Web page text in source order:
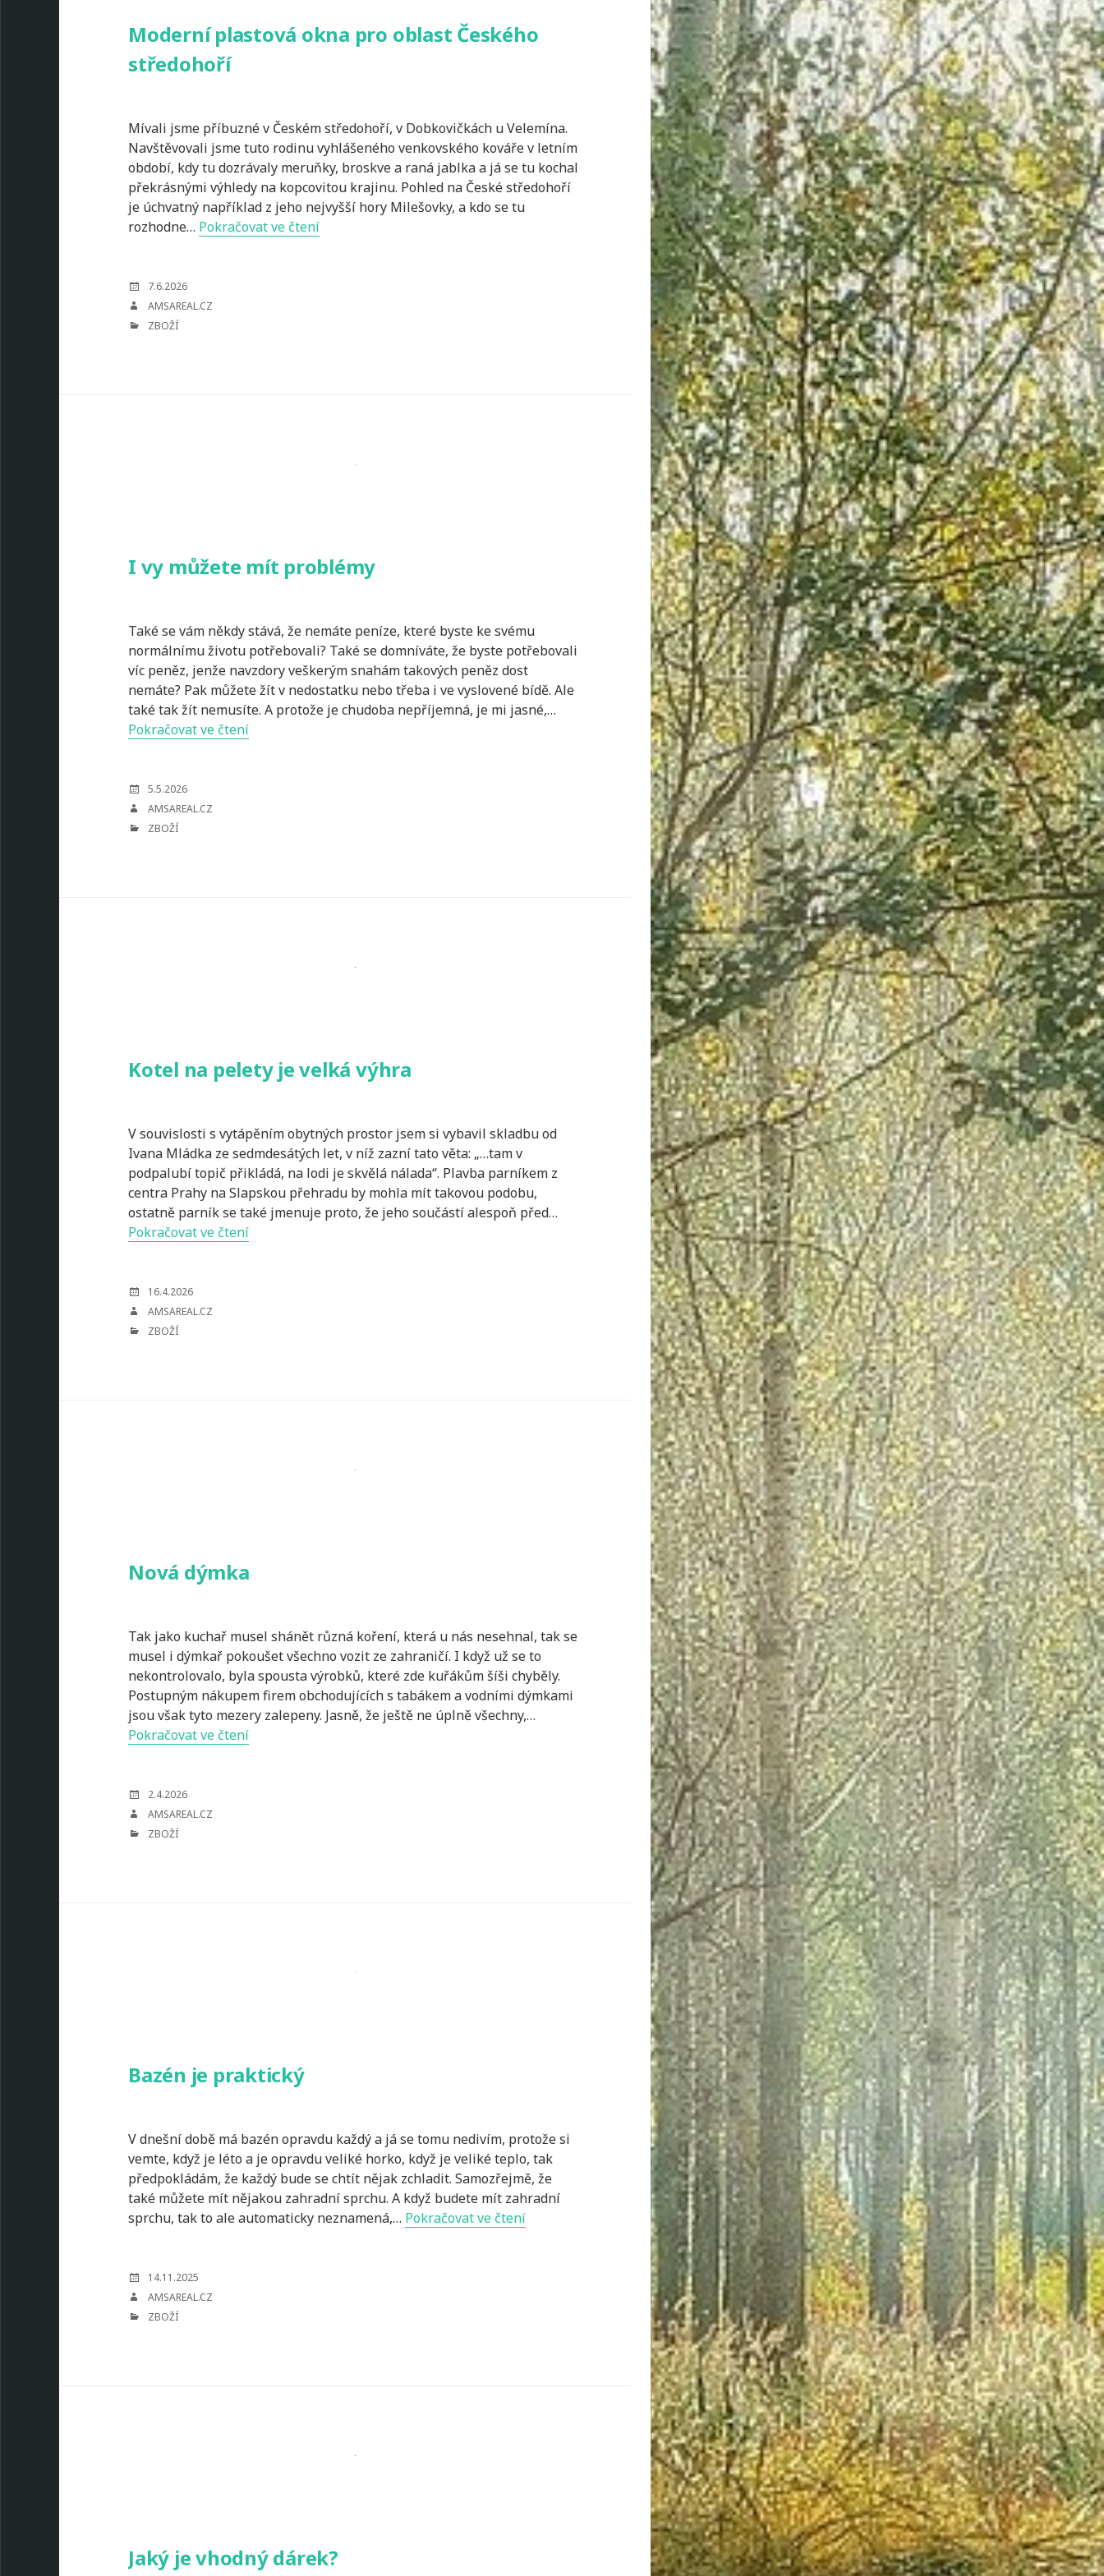
Moderní plastová okna pro oblast Českého
středohoří
Mívali jsme příbuzné v Českém středohoří, v Dobkovičkách u Velemína.
Navštěvovali jsme tuto rodinu vyhlášeného venkovského kováře v letním
období, kdy tu dozrávaly meruňky, broskve a raná jablka a já se tu kochal
překrásnými výhledy na kopcovitou krajinu. Pohled na České středohoří
je úchvatný například z jeho nejvyšší hory Milešovky, a kdo se tu
rozhodne… Pokračovat ve čteníModerní
POSTED
7.6.2026
AUTHOR
AMSAREAL.CZ
CATEGORIES
ZBOŽÍ
I vy můžete mít problémy
Také se vám někdy stává, že nemáte peníze, které byste ke svému
normálnímu životu potřebovali? Také se domníváte, že byste potřebovali
víc peněz, jenže navzdory veškerým snahám takových peněz dost
nemáte? Pak můžete žít v nedostatku nebo třeba i ve vyslovené bídě. Ale
také tak žít nemusíte. A protože je chudoba nepříjemná, je mi jasné,…
Pokračovat ve čteníI
POSTED
5.5.2026
AUTHOR
AMSAREAL.CZ
CATEGORIES
ZBOŽÍ
Kotel na pelety je velká výhra
V souvislosti s vytápěním obytných prostor jsem si vybavil skladbu od
Ivana Mládka ze sedmdesátých let, v níž zazní tato věta: „…tam v
podpalubí topič přikládá, na lodi je skvělá nálada“. Plavba parníkem z
centra Prahy na Slapskou přehradu by mohla mít takovou podobu,
ostatně parník se také jmenuje proto, že jeho součástí alespoň před…
Pokračovat ve čteníKotel
POSTED
16.4.2026
AUTHOR
AMSAREAL.CZ
CATEGORIES
ZBOŽÍ
Nová dýmka
Tak jako kuchař musel shánět různá koření, která u nás nesehnal, tak se
musel i dýmkař pokoušet všechno vozit ze zahraničí. I když už se to
nekontrolovalo, byla spousta výrobků, které zde kuřákům šíši chyběly.
Postupným nákupem firem obchodujících s tabákem a vodními dýmkami
jsou však tyto mezery zalepeny. Jasně, že ještě ne úplně všechny,…
Pokračovat ve čteníNová
POSTED
2.4.2026
AUTHOR
AMSAREAL.CZ
CATEGORIES
ZBOŽÍ
Bazén je praktický
V dnešní době má bazén opravdu každý a já se tomu nedivím, protože si
vemte, když je léto a je opravdu veliké horko, když je veliké teplo, tak
předpokládám, že každý bude se chtít nějak zchladit. Samozřejmě, že
také můžete mít nějakou zahradní sprchu. A když budete mít zahradní
sprchu, tak to ale automaticky neznamená,… Pokračovat ve čteníBazén
POSTED
14.11.2025
AUTHOR
AMSAREAL.CZ
CATEGORIES
ZBOŽÍ
Jaký je vhodný dárek?